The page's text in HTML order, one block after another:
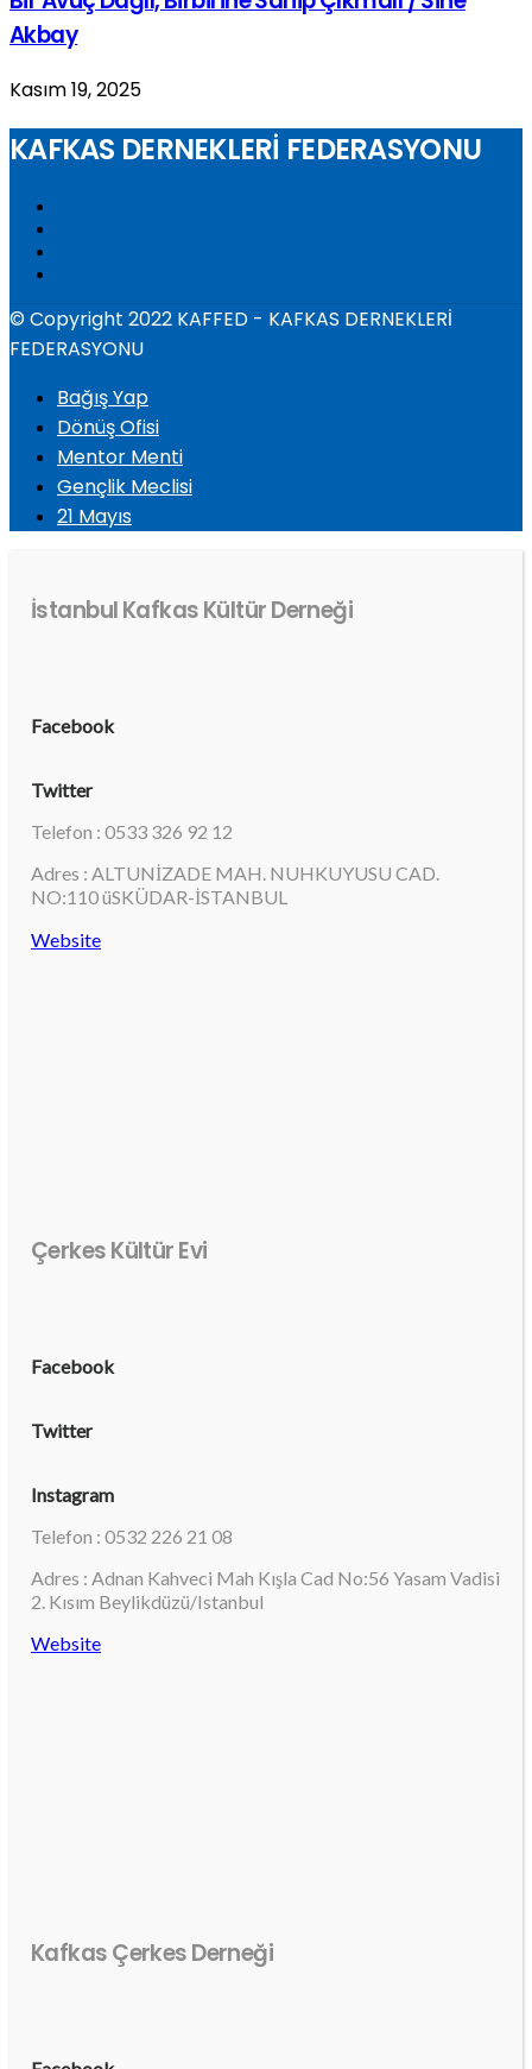
Akbay
Kasım 19, 2025
KAFKAS DERNEKLERİ FEDERASYONU
© Copyright 2022 KAFFED - KAFKAS DERNEKLERİ
FEDERASYONU
Bağış Yap
Dönüş Ofisi
Mentor Menti
Gençlik Meclisi
21 Mayıs
İstanbul Kafkas Kültür Derneği
Facebook
Twitter
Telefon : 0533 326 92 12
Adres : ALTUNİZADE MAH. NUHKUYUSU CAD.
NO:110 üSKÜDAR-İSTANBUL
Website
Çerkes Kültür Evi
Facebook
Twitter
Instagram
Telefon : 0532 226 21 08
Adres : Adnan Kahveci Mah Kışla Cad No:56 Yasam Vadisi
2. Kısım Beylikdüzü/Istanbul
Website
Kafkas Çerkes Derneği